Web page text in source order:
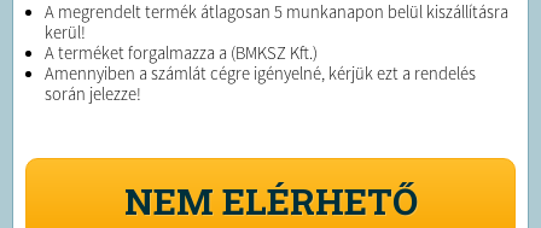
A megrendelt termék átlagosan 5 munkanapon belül kiszállításra
kerül!
A terméket forgalmazza a (BMKSZ Kft.)
Amennyiben a számlát cégre igényelné, kérjük ezt a rendelés
során jelezze!
NEM ELÉRHETŐ